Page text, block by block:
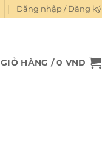
Đăng nhập / Đăng ký
GIỎ HÀNG /0 VND